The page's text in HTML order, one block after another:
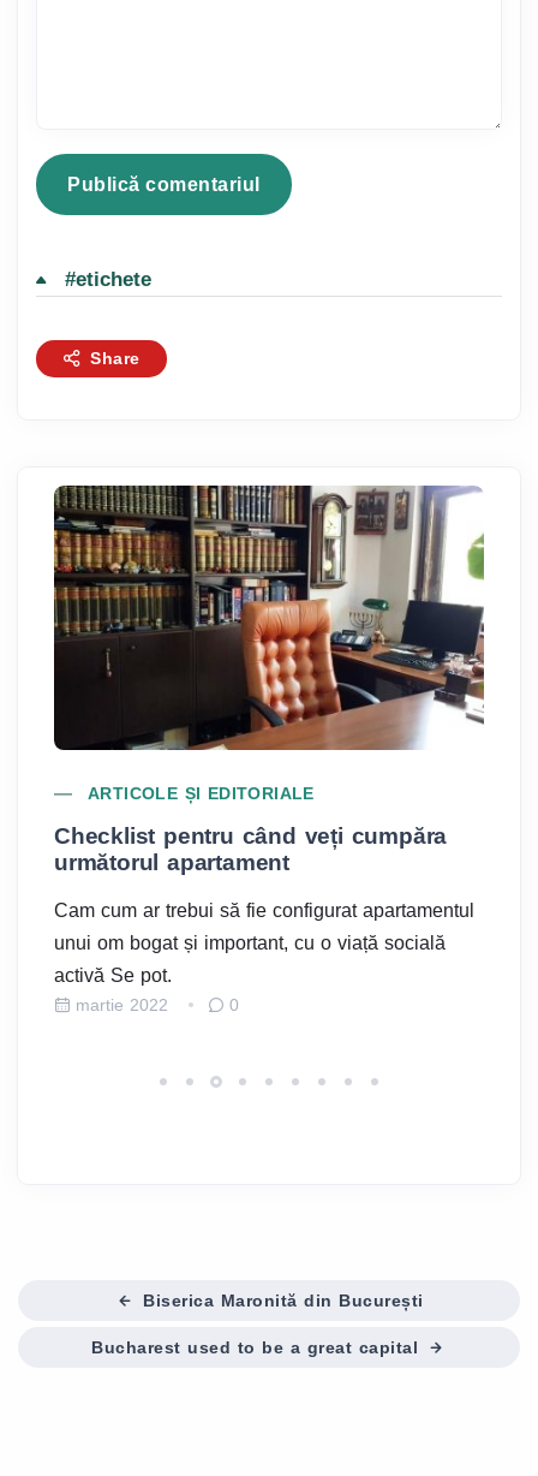
#etichete
Share
ARTICOLE ȘI EDITORIALE
Checklist pentru când veți cumpăra
următorul apartament
Cam cum ar trebui să fie configurat apartamentul
unui om bogat și important, cu o viață socială
activă Se pot.
martie 2022 0
Biserica Maronită din București
Bucharest used to be a great capital